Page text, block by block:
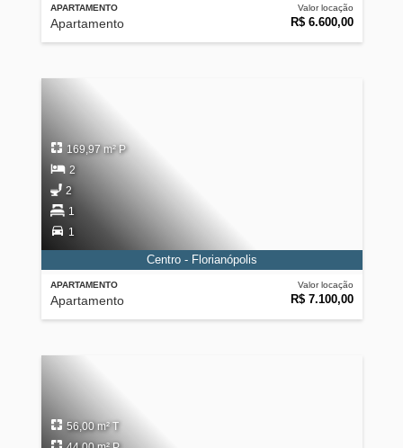
APARTAMENTO
Apartamento
Valor locação
R$ 6.600,00
APARTAMENTO
Apartamento
Valor locação
R$ 7.100,00
169,97 m² P
2
2
1
1
Centro - Florianópolis
56,00 m² T